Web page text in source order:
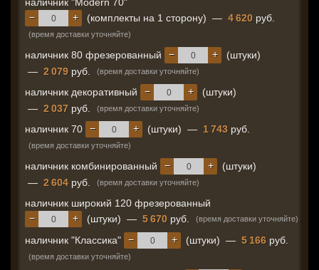
+
− (комплекты на 1 сторону) — 4 620 руб.
(время доставки уточняйте)
наличник 80 фрезерованный +
−
(штуки)
— 2 079 руб. (время доставки уточняйте)
наличник декоративный +
−
(штуки)
— 2 037 руб. (время доставки уточняйте)
наличник 70 +
− (штуки) — 1 743 руб.
(время доставки уточняйте)
наличник комбинированный +
−
(штуки)
— 2 604 руб. (время доставки уточняйте)
наличник широкий 120 фрезерованный
+
− (штуки) — 5 670 руб. (время доставки уточняйте)
наличник "Классика" +
− (штуки) — 5 166 руб.
(время доставки уточняйте)